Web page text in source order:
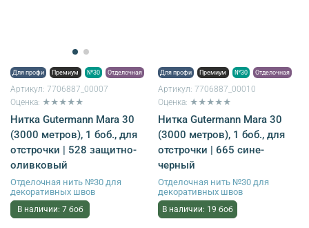
Для профи Премиум №30 Отделочная
Артикул: 7706887_00007
Оценка: ★★★★★
Нитка Gutermann Mara 30
(3000 метров), 1 боб., для
отстрочки | 528 защитно-
оливковый
Отделочная нить №30 для
декоративных швов
В наличии: 7 боб
Для профи Премиум №30 Отделочная
Артикул: 7706887_00010
Оценка: ★★★★★
Нитка Gutermann Mara 30
(3000 метров), 1 боб., для
отстрочки | 665 сине-
черный
Отделочная нить №30 для
декоративных швов
В наличии: 19 боб